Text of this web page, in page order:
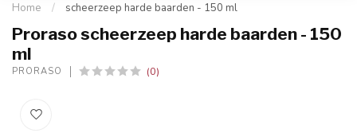
Home / scheerzeep harde baarden - 150 ml
Proraso scheerzeep harde baarden - 150
ml
PRORASO (0)